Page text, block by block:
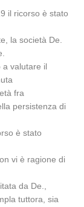
il ricorso è stato
la società De.
a valutare il
fra
persistenza di
è stato
vi è ragione di
da De.,
tuttora, sia